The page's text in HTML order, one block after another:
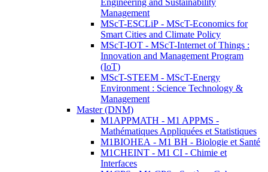
Engineering and Sustainability
Management
MScT-ESCLiP - MScT-Economics for
Smart Cities and Climate Policy
MScT-IOT - MScT-Internet of Things :
Innovation and Management Program
(IoT)
MScT-STEEM - MScT-Energy
Environment : Science Technology &
Management
Master (DNM)
M1APPMATH - M1 APPMS -
Mathématiques Appliquées et Statistiques
M1BIOHEA - M1 BH - Biologie et Santé
M1CHEINT - M1 CI - Chimie et
Interfaces